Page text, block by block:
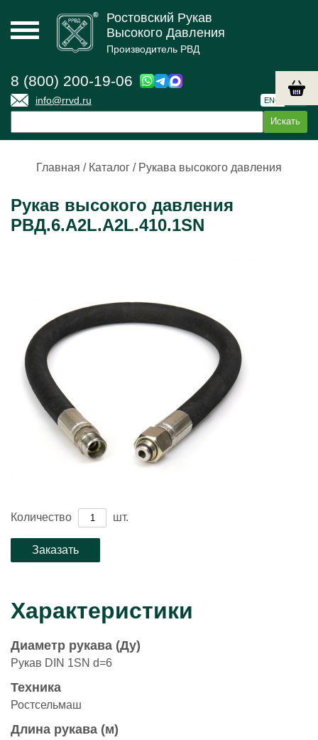
Ростовский Рукав
Высокого Давления
Производитель РВД
8 (800) 200-19-06
info@rrvd.ru ENG
Главная / Каталог / Рукава высокого давления
Рукав высокого давления
РВД.6.А2L.А2L.410.1SN
Количество шт.
Характеристики
Диаметр рукава (Ду)
Рукав DIN 1SN d=6
Техника
Ростсельмаш
Длина рукава (м)